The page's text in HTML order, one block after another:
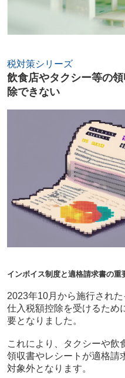
税対策シリーズ
飲食店やタクシー等の
除できない
インボイス制度と適格請求書の重
2023年10月から施行され
仕入税額控除を受けるため
要となりました。
これにより、タクシーや飲
領収書やレシートが適格請
対象外となります。